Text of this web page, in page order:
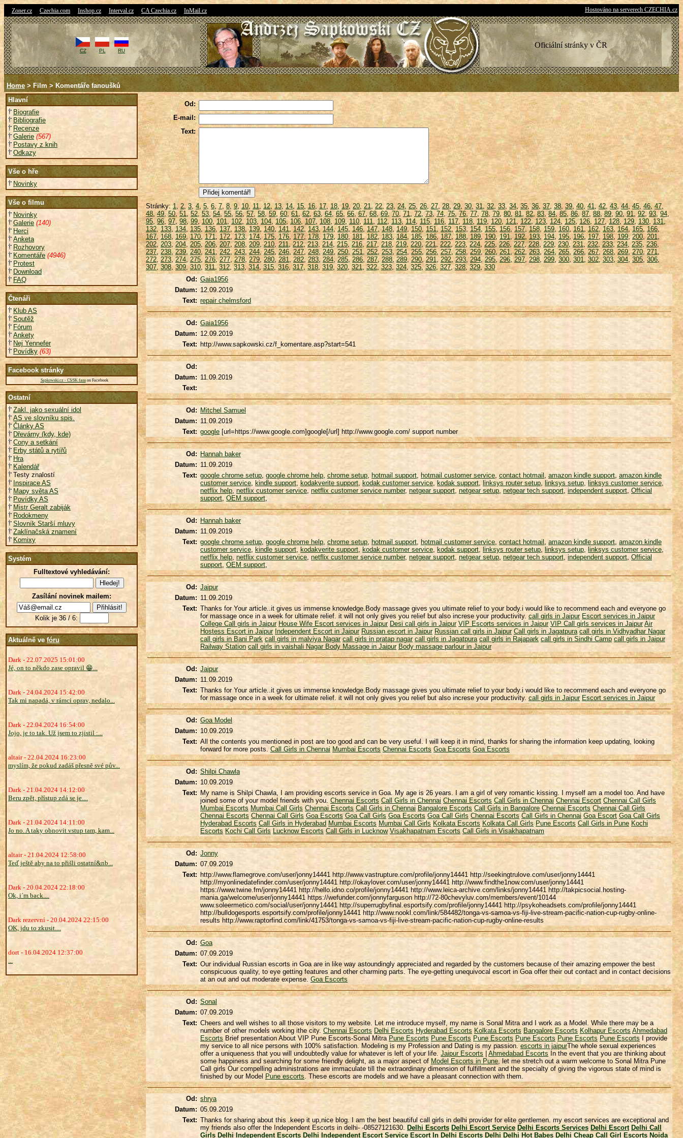
Zoner.cz Czechia.com Inshop.cz Interval.cz CA Czechia.cz InMail.cz Hostováno na serverech CZECHIA.cz
CZ PL RU
Oficiální stránky v ČR
Home > Film > Komentáře fanoušků
Hlavní
Biografie
Bibliografie
Recenze
Galerie (567)
Postavy z knih
Odkazy
Vše o hře
Novinky
Vše o filmu
Novinky
Galerie (140)
Herci
Anketa
Rozhovory
Komentáře (4946)
Protest
Download
FAQ
Čtenáři
Klub AS
Soutěž
Fórum
Ankety
Nej Yennefer
Povídky (63)
Facebook stránky
Sapkowski.cz - CS/SK fanson Facebook
Ostatní
Zakl. jako sexuální idol
AS ve slovníku spis.
Články AS
Dřevárny (kdy, kde)
Cony a setkání
Erby států a rytířů
Hra
Kalendář
Testy znalostí
Inspirace AS
Mapy světa AS
Povídky AS
Mistr Geralt zabiják
Rodokmeny
Slovník Starší mluvy
Zaklínačská znamení
Komixy
Systém
Fulltextové vyhledávání:
Zasílání novinek mailem:
Kolik je 36 / 6:
Aktuálně ve fóru
Dark - 22.07.2025 15:01:00
Jé, on to někdo zase opravil 😁...
Dark - 24.04.2024 15:42:00
Tak mi napadá, v rámci oprav, nedalo...
Dark - 22.04.2024 16:54:00
Jojo, je to tak. Už jsem to zjistil :...
altair - 22.04.2024 16:23:00
myslím, že pokud zadáš přesně své pův...
Dark - 21.04.2024 14:12:00
Beru zpět, přístup zdá se je....
Dark - 21.04.2024 14:11:00
Jo no. A taky obnovit vstup tam, kam...
altair - 21.04.2024 12:58:00
Teď ještě aby na to přišli ostatní&nb...
Dark - 20.04.2024 22:18:00
Ok, i´m back....
Dark rezervní - 20.04.2024 22:15:00
OK, jdu to zkusit....
dort - 16.04.2024 12:37:00
...
Od:
E-mail:
Text:
Stránky:1, 2,3,4, 5, 6, 7, 8, 9, 10,11, 12, 13, 14, 15, 16, 17, 18,19, 20, 21,22, 23, 24, 25,26, 27, 28,29, 30,31, 32, 33, 34, 35,36, 37,38, 39, 40,41,42, 43, 44, 45,46,47,
48, 49, 50, 51,52, 53, 54,55, 56, 57, 58,59, 60, 61,62,63, 64,65, 66, 67, 68,69,70,71, 72,73, 74, 75, 76,77, 78, 79, 80, 81,82,83,84, 85,86,87, 88,89, 90,91,92, 93,94,
95, 96,97, 98, 99,100, 101, 102, 103, 104, 105,106,107, 108, 109, 110, 111, 112, 113, 114,115, 116, 117, 118, 119, 120, 121, 122,123,124,125,126, 127, 128, 129, 130, 131,
132, 133, 134, 135,136, 137, 138,139, 140,141, 142, 143,144, 145,146, 147,148, 149, 150, 151, 152, 153, 154,155, 156, 157,158, 159, 160, 161,162,163, 164, 165, 166,
167, 168, 169, 170,171, 172,173,174,175, 176, 177,178,179, 180, 181, 182, 183,184, 185, 186, 187, 188, 189, 190,191, 192,193,194, 195, 196,197, 198, 199,200,201,
202, 203,204, 205, 206,207,208, 209,210, 211, 212,213, 214,215, 216,217, 218, 219, 220, 221, 222,223,224, 225, 226,227,228, 229,230, 231, 232,233,234, 235,236,
237, 238,239, 240, 241, 242, 243,244, 245,246, 247, 248, 249,250, 251,252, 253, 254, 255, 256,257, 258,259,260,261, 262, 263, 264,265, 266, 267,268, 269,270, 271,
272, 273,274, 275,276,277, 278, 279, 280, 281, 282,283, 284,285, 286, 287,288,289, 290,291, 292, 293, 294,295,296, 297, 298, 299,300, 301,302,303,304, 305, 306,
307, 308, 309, 310,311,312,313,314, 315,316,317,318, 319, 320, 321,322, 323, 324, 325, 326,327,328,329, 330
Od: Gaia1956
Datum: 12.09.2019
Text: repair chelmsford
Od: Gaia1956
Datum: 12.09.2019
Text: http://www.sapkowski.cz/f_komentare.asp?start=541
Od:
Datum: 11.09.2019
Text:
Od: Mitchel Samuel
Datum: 11.09.2019
Text: google [url=https://www.google.com]google[/url] http://www.google.com/ support number
Od: Hannah baker
Datum: 11.09.2019
Text: google chrome setup, google chrome help, chrome setup, hotmail support, hotmail customer service, contact hotmail , amazon kindle support, amazon kindle
customer service, kindle support, kodakverite support, kodak customer service, kodak support, linksys router setup, linksys setup, linksys customer service,
netflix help, netflix customer service, netflix customer service number, netgear support, netgear setup, netgear tech support, independent support, Official
support, OEM support,
Od: Hannah baker
Datum: 11.09.2019
Text: google chrome setup, google chrome help, chrome setup, hotmail support, hotmail customer service, contact hotmail , amazon kindle support, amazon kindle
customer service, kindle support, kodakverite support, kodak customer service, kodak support, linksys router setup, linksys setup, linksys customer service,
netflix help, netflix customer service, netflix customer service number, netgear support, netgear setup, netgear tech support, independent support, Official
support, OEM support,
Od: Jaipur
Datum: 11.09.2019
Text: Thanks for Your article..it gives us immense knowledge.Body massage gives you ultimate relief to your body.i would like to recommend each and everyone go
for massage once in a week for ultimate relief. it will not only gives you relief but also increse your productivity. call girls in Jaipur Escort services in Jaipur
College Call girls in Jaipur House Wife Escort services in Jaipur Desi call girls in Jaipur VIP Escorts services in Jaipur VIP Call girls services in Jaipur Air
Hostess Escort in Jaipur Independent Escort in Jaipur Russian escort in Jaipur Russian call girls in Jaipur Call girls in Jagatpura call girls in Vidhyadhar Nagar
call girls in Bani Park call girls in malviya Nagar call girls in pratap nagar call girls in Jagatpura call girls in Rajapark call girls in Sindhi Camp call girls in Jaipur
Railway Station call girls in vaishali Nagar Body Massage in Jaipur Body massage parlour in Jaipur
Od: Jaipur
Datum: 11.09.2019
Text: Thanks for Your article..it gives us immense knowledge.Body massage gives you ultimate relief to your body.i would like to recommend each and everyone go
for massage once in a week for ultimate relief. it will not only gives you relief but also increse your productivity. call girls in Jaipur Escort services in Jaipur
Od: Goa Model
Datum: 10.09.2019
Text: All the contents you mentioned in post are too good and can be very useful. I will keep it in mind, thanks for sharing the information keep updating, looking
forward for more posts. Call Girls in Chennai Mumbai Escorts Chennai Escorts Goa Escorts Goa Escorts
Od: Shilpi Chawla
Datum: 10.09.2019
Text: My name is Shilpi Chawla, I am providing escorts service in Goa. My age is 26 years. I am a girl of very romantic kissing. I myself am a model too. And have
joined some of your model friends with you. Chennai Escorts Call Girls in Chennai Chennai Escorts Call Girls in Chennai Chennai Escort Chennai Call Girls
Mumbai Escorts Mumbai Call Girls Chennai Escorts Call Girls in Chennai Bangalore Escorts Call Girls in Bangalore Chennai Escorts Chennai Call Girls
Chennai Escorts Chennai Call Girls Goa Escorts Goa Call Girls Goa Escorts Goa Call Girls Chennai Escorts Call Girls in Chennai Goa Escort Goa Call Girls
Hyderabad Escorts Call Girls in Hyderabad Mumbai Escorts Mumbai Call Girls Kolkata Escorts Kolkata Call Girls Pune Escorts Call Girls in Pune Kochi
Escorts Kochi Call Girls Lucknow Escorts Call Girls in Lucknow Visakhapatnam Escorts Call Girls in Visakhapatnam
Od: Jonny
Datum: 07.09.2019
Text: http://www.flamegrove.com/user/jonny14441 http://www.vastrupture.com/profile/jonny14441 http://seekingtrulove.com/user/jonny14441
http://myonlinedatefinder.com/user/jonny14441 http://okaylover.com/user/jonny14441 http://www.findthe1now.com/user/jonny14441
https://www.twine.fm/jonny14441 http://hello.idno.co/profile/jonny14441 http://www.leica-archive.com/links/jonny14441 http://takpicsocial.hosting-
mania.ga/welcome/user/jonny14441 https://wefunder.com/jonnyfarguson http://72-80chevyluv.com/members/event/10144
www.soleermetico.com/social/user/jonny14441 http://superrugbyfinal.esportsify.com/profile/jonny14441 http://psykoheadsets.com/profile/jonny14441
http://bulldogesports.esportsify.com/profile/jonny14441 http://www.nookl.com/link/584482/tonga-vs-samoa-vs-fiji-live-stream-pacific-nation-cup-rugby-online-
results http://www.raptorfind.com/link/41753/tonga-vs-samoa-vs-fiji-live-stream-pacific-nation-cup-rugby-online-results
Od: Goa
Datum: 07.09.2019
Text: Our individual Russian escorts in Goa are in like way astoundingly appreciated and regarded by the customers because of their amazing empower the best
conspicuous quality, to eye getting features and other charming parts. The eye-getting unequivocal escort in Goa offer their out contact and in contact decisions
at an out and out moderate expense. Goa Escorts
Od: Sonal
Datum: 07.09.2019
Text: Cheers and well wishes to all those visitors to my website. Let me introduce myself, my name is Sonal Mitra and I work as a Model. While there may be a
number of other models working ithe city. Chennai Escorts Delhi Escorts Hyderabad Escorts Kolkata Escorts Bangalore Escorts Kolhapur Escorts Ahmedabad
Escorts Brief presentation About VIP Pune Escorts-Sonal Mitra Pune Escorts Pune Escorts Pune Escorts Pune Escorts Pune Escorts Pune Escorts I provide
my service to all nice persons with 100% satisfaction. Modeling is my Profession and Dating is my passion. escorts in jaipurThe whole sexual experiences
offer a uniqueness that you will undoubtedly value for whatever is left of your life. Jaipur Escorts Ahmedabad Escorts In the event that you are thinking about
some happiness and searching for some friendly delight, as a major aspect of Model Escorts in Pune, let me stretch out a warm welcome to Sonal Mitra Pune
Call girls Our compelling administrations are immaculate till the extraordinary dimension of fulfillment and the specialty of giving the vigorous state of mind is
finished by our Model Pune escorts. These escorts are models and we have a pleasant connection with them.
Od: shrya
Datum: 05.09.2019
Text: Thanks for sharing about this .keep it up,nice blog. I am the best beautiful call girls in delhi provider for elite gentlemen. my escort services are exceptional and
my friends also offer the Independent Escorts in delhi- -08527121630. Delhi Escorts Delhi Escort Service Delhi Escorts Services Delhi Escort Delhi Call
Girls Delhi Independent Escorts Delhi Independent Escort Service Escort In Delhi Escorts Delhi Delhi Hot Babes Delhi Cheap Call Girl Escorts Noida